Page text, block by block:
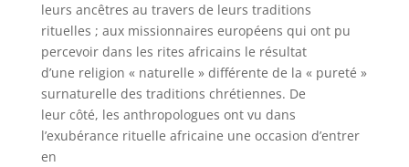
leurs ancêtres au travers de leurs traditions
rituelles ; aux missionnaires européens qui ont pu
percevoir dans les rites africains le résultat
d’une religion « naturelle » différente de la « pureté »
surnaturelle des traditions chrétiennes. De
leur côté, les anthropologues ont vu dans
l’exubérance rituelle africaine une occasion d’entrer
en